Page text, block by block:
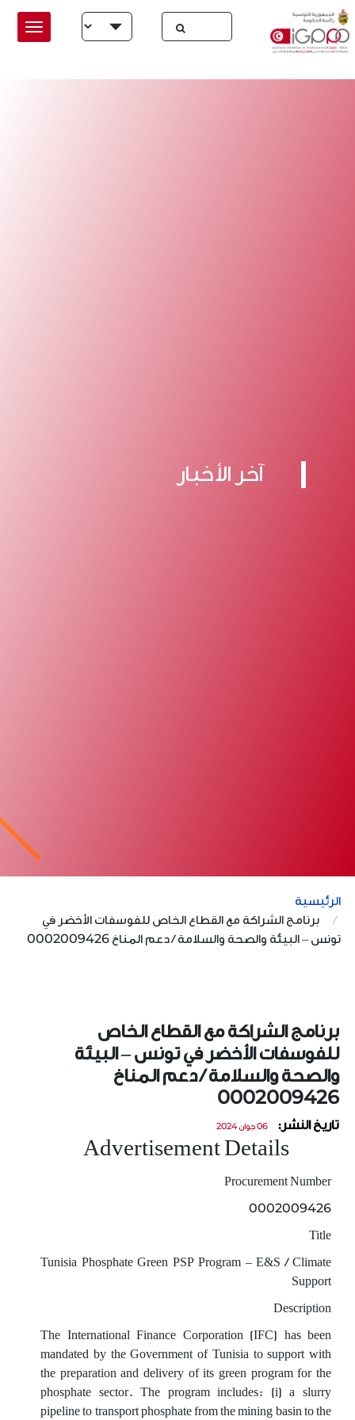
Skip to main content
Select your language
آخر الأخبار
الرئيسية
برنامج الشراكة مع القطاع الخاص للفوسفات الأخضر في
تونس – البيئة والصحة والسلامة / دعم المناخ 0002009426
برنامج الشراكة مع القطاع الخاص
للفوسفات الأخضر في تونس – البيئة
والصحة والسلامة / دعم المناخ
0002009426
تاريخ النشر: 06 جوان 2024
Advertisement Details
Procurement Number
0002009426
Title
Tunisia Phosphate Green PSP Program – E&S / Climate
Support
Description
The International Finance Corporation (IFC) has been
mandated by the Government of Tunisia to support with
the preparation and delivery of its green program for the
phosphate sector. The program includes: (i) a slurry
pipeline to transport phosphate from the mining basin to the